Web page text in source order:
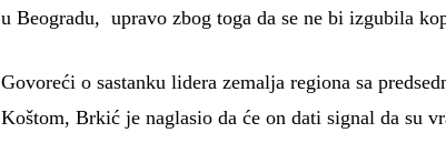
u Beogradu, upravo zbog toga da se ne bi izgubila
Govoreći o sastanku lidera zemalja regiona sa
Koštom, Brkić je naglasio da će on dati signal da su